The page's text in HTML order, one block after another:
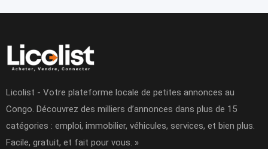
Licolist - Votre plateforme locale de petites annonces au
Congo. Découvrez des milliers d’annonces dans plus de 15
catégories : emploi, immobilier, véhicules, services, et bien plus.
Facile, gratuit, et fait pour vous. »